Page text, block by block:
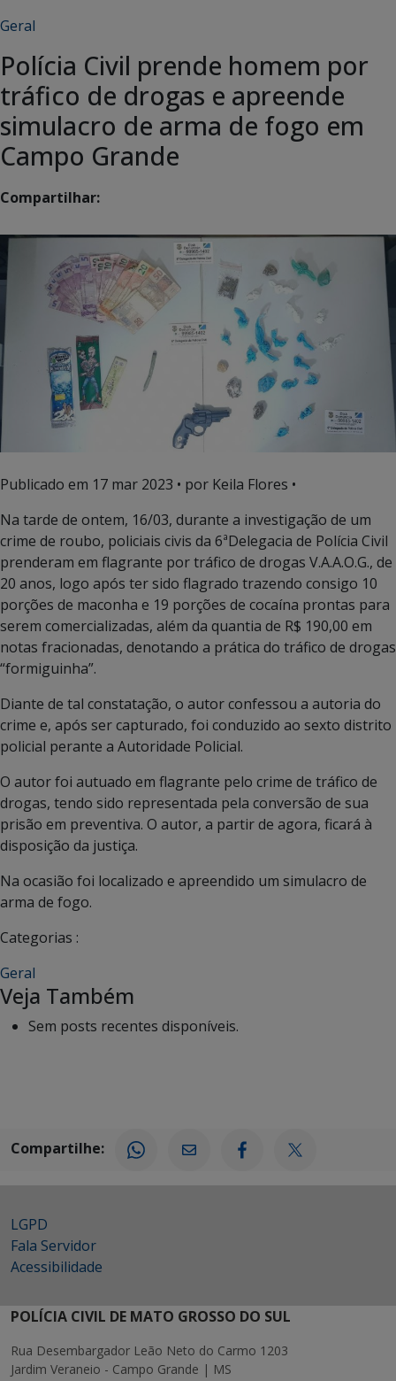
Geral
Polícia Civil prende homem por
tráfico de drogas e apreende
simulacro de arma de fogo em
Campo Grande
Compartilhar:
Publicado em 17 mar 2023 • por Keila Flores •
Na tarde de ontem, 16/03, durante a investigação de um
crime de roubo, policiais civis da 6ªDelegacia de Polícia Civil
prenderam em flagrante por tráfico de drogas V.A.A.O.G., de
20 anos, logo após ter sido flagrado trazendo consigo 10
porções de maconha e 19 porções de cocaína prontas para
serem comercializadas, além da quantia de R$ 190,00 em
notas fracionadas, denotando a prática do tráfico de drogas
“formiguinha”.
Diante de tal constatação, o autor confessou a autoria do
crime e, após ser capturado, foi conduzido ao sexto distrito
policial perante a Autoridade Policial.
O autor foi autuado em flagrante pelo crime de tráfico de
drogas, tendo sido representada pela conversão de sua
prisão em preventiva. O autor, a partir de agora, ficará à
disposição da justiça.
Na ocasião foi localizado e apreendido um simulacro de
arma de fogo.
Categorias :
Geral
Veja Também
Sem posts recentes disponíveis.
Compartilhe:
LGPD
Fala Servidor
Acessibilidade
POLÍCIA CIVIL DE MATO GROSSO DO SUL
Rua Desembargador Leão Neto do Carmo 1203
Jardim Veraneio - Campo Grande | MS